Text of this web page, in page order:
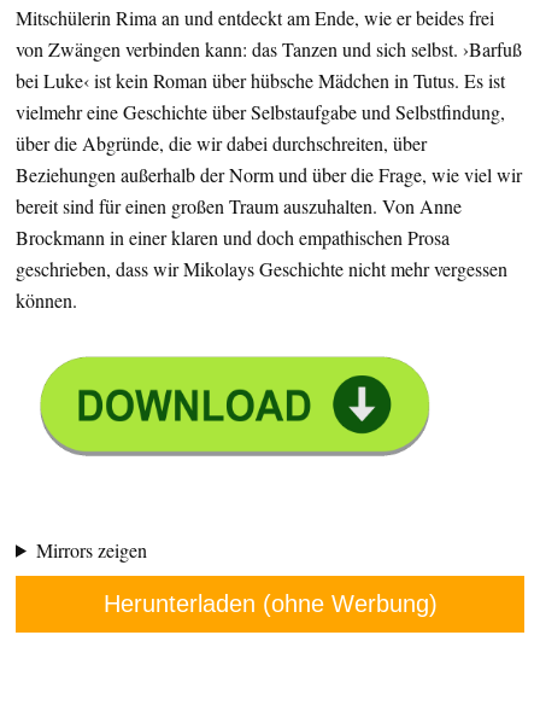
Mitschülerin Rima an und entdeckt am Ende, wie er beides frei
von Zwängen verbinden kann: das Tanzen und sich selbst. ›Barfuß
bei Luke‹ ist kein Roman über hübsche Mädchen in Tutus. Es ist
vielmehr eine Geschichte über Selbstaufgabe und Selbstfindung,
über die Abgründe, die wir dabei durchschreiten, über
Beziehungen außerhalb der Norm und über die Frage, wie viel wir
bereit sind für einen großen Traum auszuhalten. Von Anne
Brockmann in einer klaren und doch empathischen Prosa
geschrieben, dass wir Mikolays Geschichte nicht mehr vergessen
können.
Mirrors zeigen
Herunterladen (ohne Werbung)